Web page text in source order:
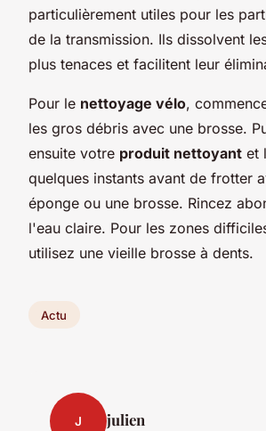
particulièrement utiles pour les
de la transmission. Ils dissolvent
plus tenaces et facilitent leur
Pour le nettoyage vélo,
les gros débris avec une brosse.
ensuite votre produit nettoyant et
quelques instants avant de frotter
éponge ou une brosse. Rincez
l'eau claire. Pour les zones
utilisez une vieille brosse à dents.
Actu
J julien